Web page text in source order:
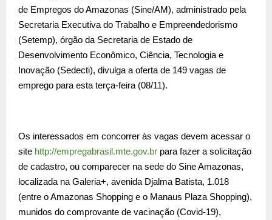
de Empregos do Amazonas (Sine/AM), administrado pela
Secretaria Executiva do Trabalho e Empreendedorismo
(Setemp), órgão da Secretaria de Estado de
Desenvolvimento Econômico, Ciência, Tecnologia e
Inovação (Sedecti), divulga a oferta de 149 vagas de
emprego para esta terça-feira (08/11).
Os interessados em concorrer às vagas devem acessar o
site http://empregabrasil.mte.gov.br para fazer a solicitação
de cadastro, ou comparecer na sede do Sine Amazonas,
localizada na Galeria+, avenida Djalma Batista, 1.018
(entre o Amazonas Shopping e o Manaus Plaza Shopping),
munidos do comprovante de vacinação (Covid-19),